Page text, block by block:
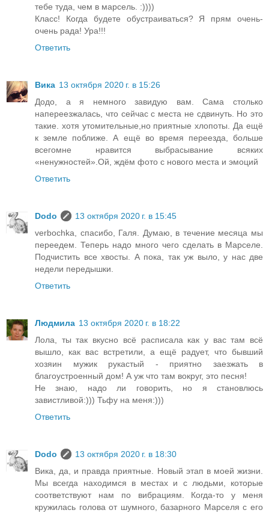
тебе туда, чем в марсель. :))))
Класс! Когда будете обустраиваться? Я прям очень-
очень рада! Ура!!!
Ответить
Вика 13 октября 2020 г. в 15:26
Додо, а я немного завидую вам. Сама столько
напереезжалась, что сейчас с места не сдвинуть. Но это
такие. хотя утомительные,но приятные хлопоты. Да ещё
к земле поближе. А ещё во время переезда, больше
всегомне нравится выбрасывание всяких
«ненужностей».Ой, ждём фото с нового места и эмоций
Ответить
Dodo
13 октября 2020 г. в 15:45
verbochka, спасибо, Галя. Думаю, в течение месяца мы
переедем. Теперь надо много чего сделать в Марселе.
Подчистить все хвосты. А пока, так уж выло, у нас две
недели передышки.
Ответить
Людмила 13 октября 2020 г. в 18:22
Лола, ты так вкусно всё расписала как у вас там всё
вышло, как вас встретили, а ещё радует, что бывший
хозяин мужик рукастый - приятно заезжать в
благоустроенный дом! А уж что там вокруг, это песня!
Не знаю, надо ли говорить, но я становлюсь
завистливой:))) Тьфу на меня:)))
Ответить
Dodo
13 октября 2020 г. в 18:30
Вика, да, и правда приятные. Новый этап в моей жизни.
Мы всегда находимся в местах и с людьми, которые
соответствуют нам по вибрациям. Когда-то у меня
кружилась голова от шумного, базарного Марселя с его